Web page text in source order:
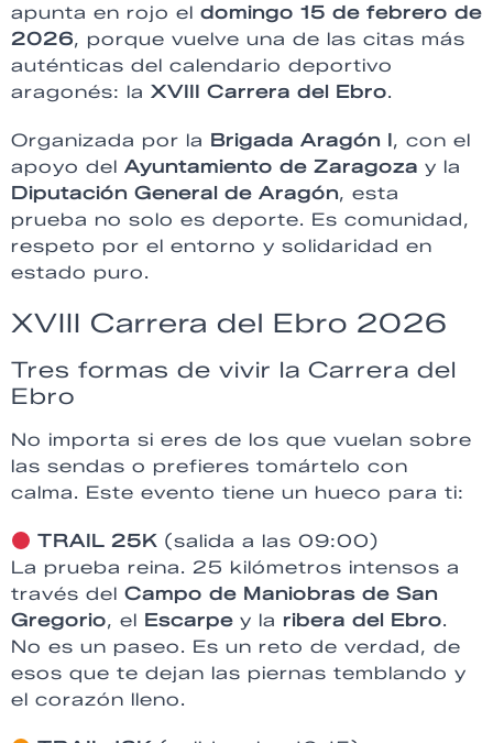
apunta en rojo el domingo 15 de febrero de
2026, porque vuelve una de las citas más
auténticas del calendario deportivo
aragonés: la XVIII Carrera del Ebro.
Organizada por la Brigada Aragón I, con el
apoyo del Ayuntamiento de Zaragoza y la
Diputación General de Aragón, esta
prueba no solo es deporte. Es comunidad,
respeto por el entorno y solidaridad en
estado puro.
XVIII Carrera del Ebro 2026
Tres formas de vivir la Carrera del
Ebro
No importa si eres de los que vuelan sobre
las sendas o prefieres tomártelo con
calma. Este evento tiene un hueco para ti:
TRAIL 25K (salida a las 09:00)
La prueba reina. 25 kilómetros intensos a
través del Campo de Maniobras de San
Gregorio, el Escarpe y la ribera del Ebro.
No es un paseo. Es un reto de verdad, de
esos que te dejan las piernas temblando y
el corazón lleno.